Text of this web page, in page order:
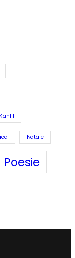
Natale
Poesie